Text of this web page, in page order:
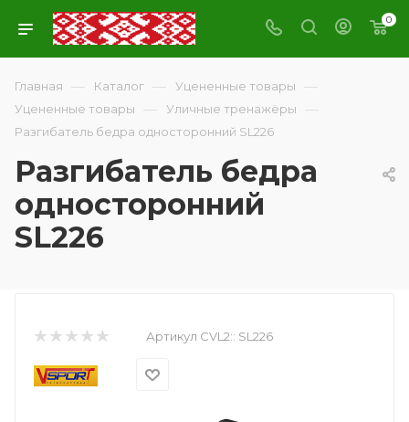
0
Главная — Каталог — Уцененные товары —
Уцененные товары — Уличные тренажёры —
Разгибатель бедра односторонний SL226
Разгибатель бедра
односторонний
SL226
Артикул CVL2:: SL226